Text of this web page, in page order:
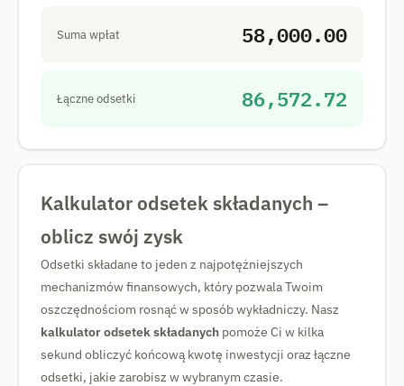
Suma wpłat 58,000.00
Łączne odsetki 86,572.72
Kalkulator odsetek składanych –
oblicz swój zysk
Odsetki składane to jeden z najpotężniejszych
mechanizmów finansowych, który pozwala Twoim
oszczędnościom rosnąć w sposób wykładniczy. Nasz
kalkulator odsetek składanych pomoże Ci w kilka
sekund obliczyć końcową kwotę inwestycji oraz łączne
odsetki, jakie zarobisz w wybranym czasie.